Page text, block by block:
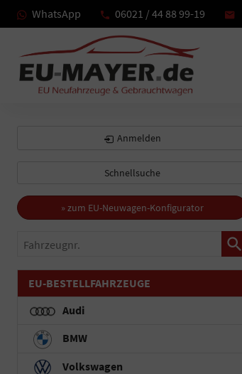
WhatsApp 06021 / 44 88 99-19
Anmelden
Schnellsuche
» zum EU-Neuwagen-Konfigurator
Fahrzeugnr.
EU-BESTELLFAHRZEUGE
Audi
BMW
Volkswagen